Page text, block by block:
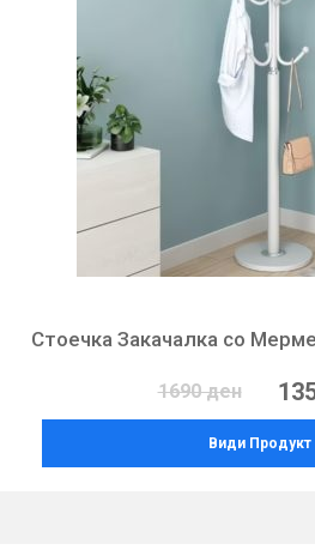
Стоечка Закачалка со
1690 ден
Види Продукт